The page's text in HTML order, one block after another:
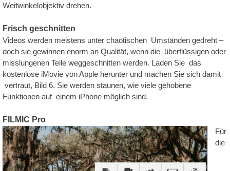
Weitwinkelobjektiv drehen.
Frisch geschnitten
Videos werden meistens unter chaotischen Umständen gedreht –
doch sie gewinnen enorm an Qualität, wenn die überflüssigen oder
misslungenen Teile weggeschnitten werden. Laden Sie das
kostenlose iMovie von Apple herunter und machen Sie sich damit
vertraut, Bild 6. Sie werden staunen, wie viele gehobene
Funktionen auf einem iPhone möglich sind.
FILMIC Pro
Für
die